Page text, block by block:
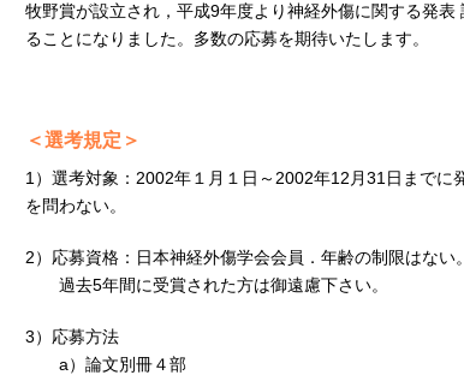
牧野賞が設立され，平成9年度より神経外傷に関する発
ることになりました。多数の応募を期待いたします。
＜選考規定＞
1）選考対象：2002年１月１日～2002年12月31日までに
を問わない。
2）応募資格：日本神経外傷学会会員．年齢の制限はない。
過去5年間に受賞された方は御遠慮下さい。
3）応募方法
a）論文別冊４部